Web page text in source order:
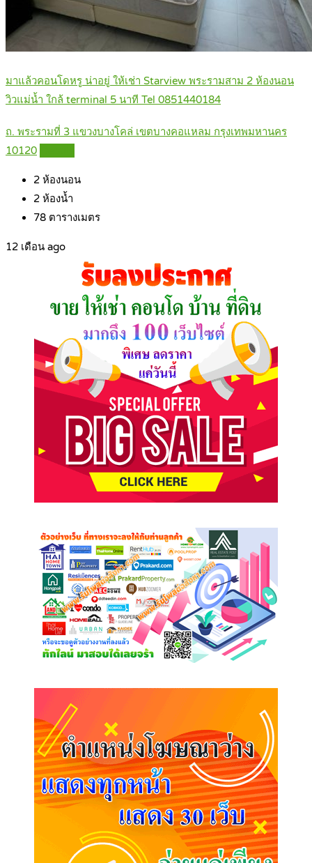
มาแล้วคอนโดหรู น่าอยู่ ให้เช่า Starview พระรามสาม 2 ห้องนอน
วิวแม่น้ำ ใกล้ terminal 5 นาที Tel 0851440184
ถ. พระรามที่ 3 แขวงบางโคล่ เขตบางคอแหลม กรุงเทพมหานคร
10120
2 ห้องนอน
2 ห้องน้ำ
78 ตารางเมตร
12 เดือน ago